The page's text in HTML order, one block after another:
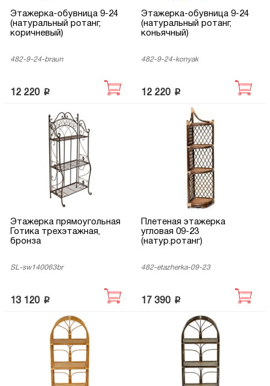
Этажерка-обувница 9-24
(натуральный ротанг,
коричневый)
482-9-24-braun
12 220 p
Этажерка-обувница 9-24
(натуральный ротанг,
коньячный)
482-9-24-konyak
12 220 p
Этажерка прямоугольная
Готика трехэтажная,
бронза
SL-sw140063br
13 120 p
Плетеная этажерка
угловая 09-23
(натур.ротанг)
482-etazherka-09-23
17 390 p